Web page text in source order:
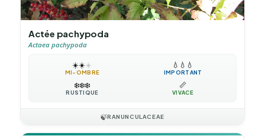
Actée pachypoda
Actaea pachypoda
☀️☀️☀️
MI-OMBRE
💧 💧 💧
IMPORTANT
❄️❄️❄️
RUSTIQUE
📏
VIVACE
🍃RANUNCULACEAE